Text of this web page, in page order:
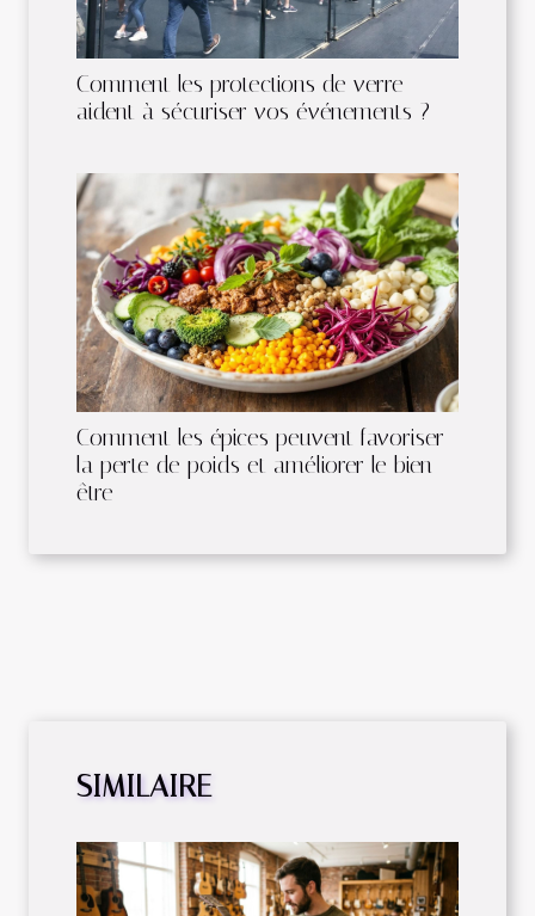
Comment les protections de verre
aident à sécuriser vos événements ?
Comment les épices peuvent favoriser
la perte de poids et améliorer le bien-
être
SIMILAIRE